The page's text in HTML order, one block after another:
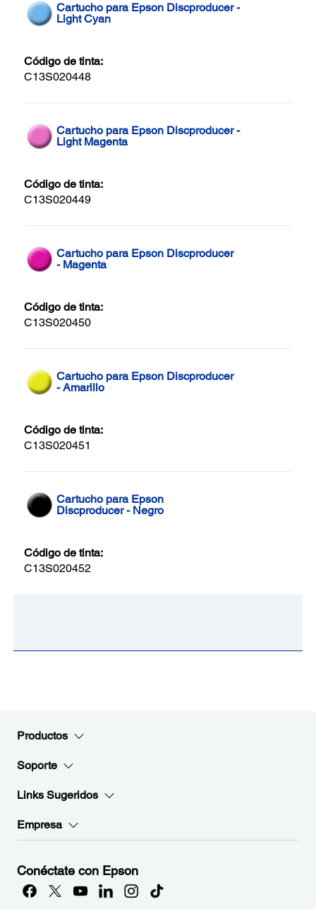
Cartucho para Epson Discproducer -
Light Cyan
Código de tinta:
C13S020448
Cartucho para Epson Discproducer -
Light Magenta
Código de tinta:
C13S020449
Cartucho para Epson Discproducer
- Magenta
Código de tinta:
C13S020450
Cartucho para Epson Discproducer
- Amarillo
Código de tinta:
C13S020451
Cartucho para Epson
Discproducer - Negro
Código de tinta:
C13S020452
Productos
Soporte
Links Sugeridos
Empresa
Conéctate con Epson